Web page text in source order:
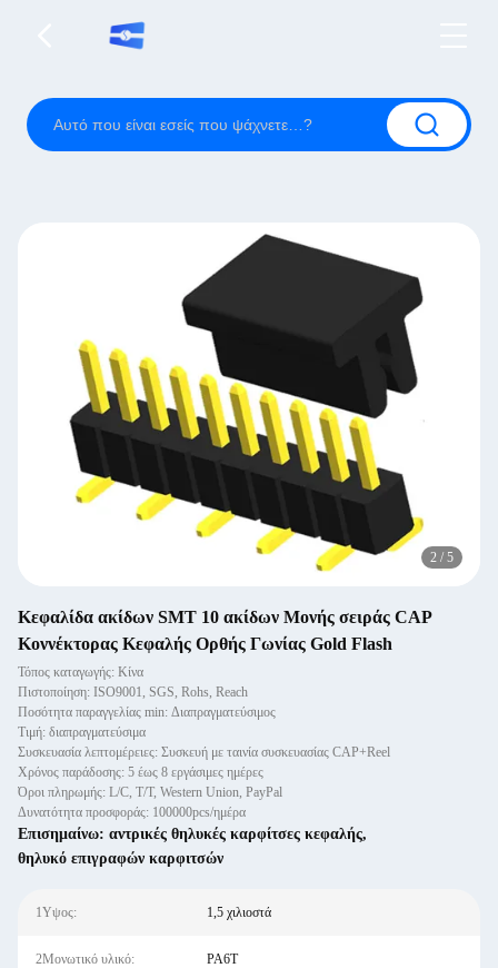
2 / 5
Κεφαλίδα ακίδων SMT 10 ακίδων Μονής σειράς CAP
Κοννέκτορας Κεφαλής Ορθής Γωνίας Gold Flash
Τόπος καταγωγής: Κίνα
Πιστοποίηση: ISO9001, SGS, Rohs, Reach
Ποσότητα παραγγελίας min: Διαπραγματεύσιμος
Τιμή: διαπραγματεύσιμα
Συσκευασία λεπτομέρειες: Συσκευή με ταινία συσκευασίας CAP+Reel
Χρόνος παράδοσης: 5 έως 8 εργάσιμες ημέρες
Όροι πληρωμής: L/C, T/T, Western Union, PayPal
Δυνατότητα προσφοράς: 100000pcs/ημέρα
Επισημαίνω: αντρικές θηλυκές καρφίτσες κεφαλής,
θηλυκό επιγραφών καρφιτσών
1Υψος: 1,5 χιλιοστά
2Μονωτικό υλικό: PA6T